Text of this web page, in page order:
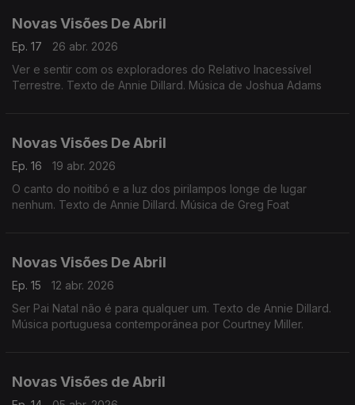
Novas Visões De Abril
Ep. 17
26 abr. 2026
Ver e sentir com os exploradores do Relativo Inacessível
Terrestre. Texto de Annie Dillard. Música de Joshua Adams
Novas Visões De Abril
Ep. 16
19 abr. 2026
O canto do noitibó e a luz dos pirilampos longe de lugar
nenhum. Texto de Annie Dillard. Música de Greg Foat
Novas Visões De Abril
Ep. 15
12 abr. 2026
Ser Pai Natal não é para qualquer um. Texto de Annie Dillard.
Música portuguesa contemporânea por Courtney Miller.
Novas Visões de Abril